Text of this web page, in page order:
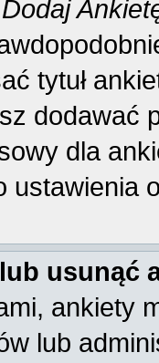
Dodaj
tytuł
dodawać
dla
ustawienia
usunąć
ankiety
lub